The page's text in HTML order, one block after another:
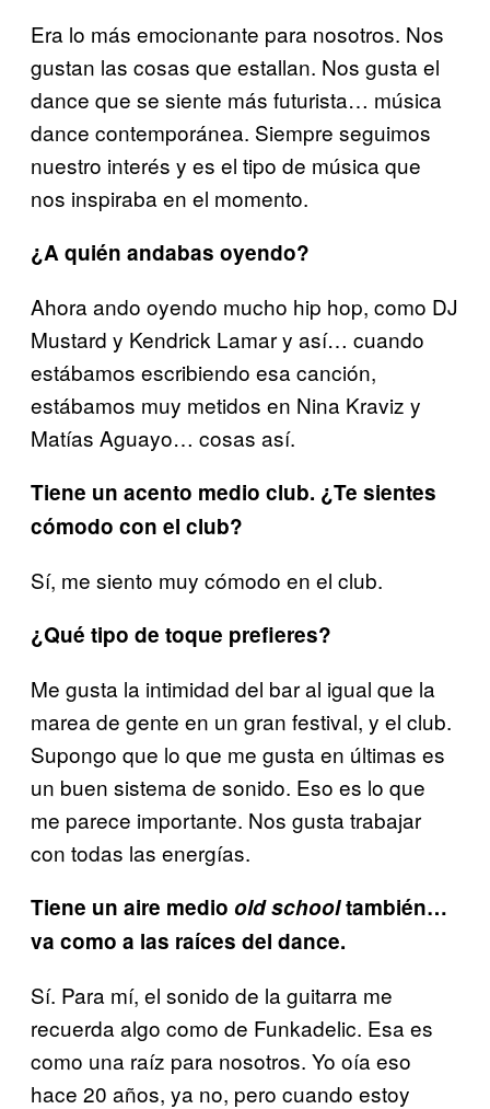
Era lo más emocionante para nosotros. Nos
gustan las cosas que estallan. Nos gusta el
dance que se siente más futurista… música
dance contemporánea. Siempre seguimos
nuestro interés y es el tipo de música que
nos inspiraba en el momento.
¿A quién andabas oyendo?
Ahora ando oyendo mucho hip hop, como DJ
Mustard y Kendrick Lamar y así… cuando
estábamos escribiendo esa canción,
estábamos muy metidos en Nina Kraviz y
Matías Aguayo… cosas así.
Tiene un acento medio club. ¿Te sientes
cómodo con el club?
Sí, me siento muy cómodo en el club.
¿Qué tipo de toque prefieres?
Me gusta la intimidad del bar al igual que la
marea de gente en un gran festival, y el club.
Supongo que lo que me gusta en últimas es
un buen sistema de sonido. Eso es lo que
me parece importante. Nos gusta trabajar
con todas las energías.
Tiene un aire medio old schooltambién…
va como a las raíces del dance.
Sí. Para mí, el sonido de la guitarra me
recuerda algo como de Funkadelic. Esa es
como una raíz para nosotros. Yo oía eso
hace 20 años, ya no, pero cuando estoy